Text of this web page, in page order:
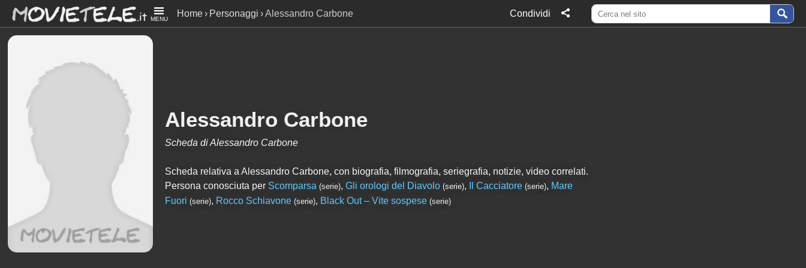
MENU
Home Personaggi Alessandro Carbone Condividi
Alessandro Carbone
Scheda di Alessandro Carbone
Scheda relativa a Alessandro Carbone, con biografia, filmografia, seriegrafia, notizie, video correlati.
Persona conosciuta per Scomparsa (serie), Gli orologi del Diavolo (serie), Il Cacciatore (serie), Mare
Fuori (serie), Rocco Schiavone (serie), Black Out – Vite sospese (serie)